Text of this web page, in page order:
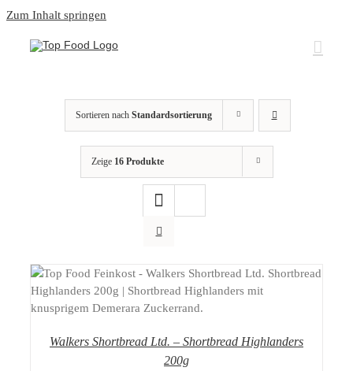
Zum Inhalt springen
Sortieren nach Standardsortierung
Zeige 16 Produkte
DETAILS
Walkers Shortbread Ltd. – Shortbread Highlanders
200g